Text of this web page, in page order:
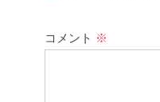
コメント ※